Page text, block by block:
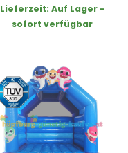
Lieferzeit: Auf Lager -
sofort verfügbar